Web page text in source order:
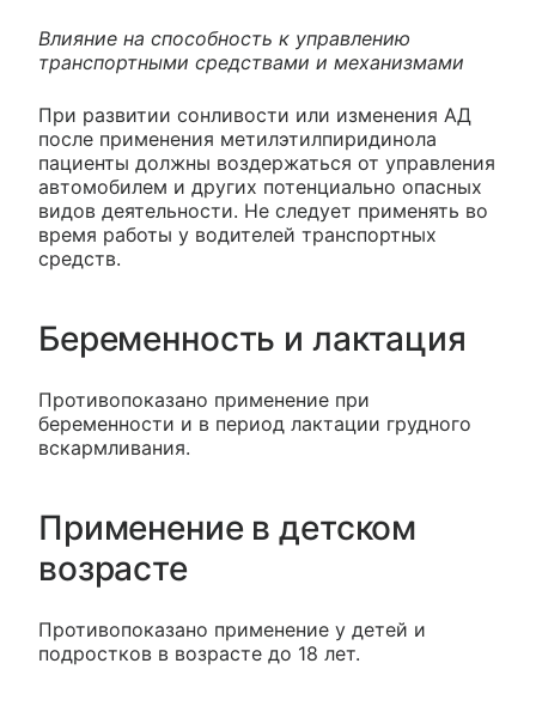
Влияние на способность к управлению
транспортными средствами и механизмами
При развитии сонливости или изменения АД
после применения метилэтилпиридинола
пациенты должны воздержаться от управления
автомобилем и других потенциально опасных
видов деятельности. Не следует применять во
время работы у водителей транспортных
средств.
Беременность и лактация
Противопоказано применение при
беременности и в период лактации грудного
вскармливания.
Применение в детском
возрасте
Противопоказано применение у детей и
подростков в возрасте до 18 лет.